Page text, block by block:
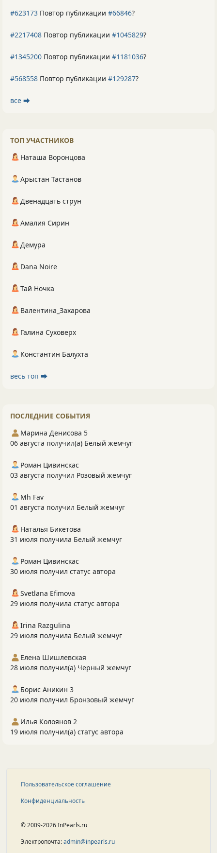
#623173 Повтор публикации #66846?
#2217408 Повтор публикации #1045829?
#1345200 Повтор публикации #1181036?
#568558 Повтор публикации #129287?
все ⮕
ТОП УЧАСТНИКОВ
Наташа Воронцова
Арыстан Тастанов
Двенадцать струн
Амалия Сирин
Демура
Dana Noire
Тай Ночка
Валентина_Захарова
Галина Суховерх
Константин Балухта
весь топ ⮕
ПОСЛЕДНИЕ СОБЫТИЯ
Марина Денисова 5
06 августа получил(а) Белый жемчуг
Роман Цивинскас
03 августа получил Розовый жемчуг
Mh Fav
01 августа получил Белый жемчуг
Наталья Бикетова
31 июля получила Белый жемчуг
Роман Цивинскас
30 июля получил статус автора
Svetlana Efimova
29 июля получила статус автора
Irina Razgulina
29 июля получила Белый жемчуг
Елена Шишлевская
28 июля получил(а) Черный жемчуг
Борис Аникин 3
20 июля получил Бронзовый жемчуг
Илья Колоянов 2
19 июля получил(а) статус автора
Пользовательское соглашение
Конфиденциальность
© 2009-2026 InPearls.ru
Электропочта:admin@inpearls.ru